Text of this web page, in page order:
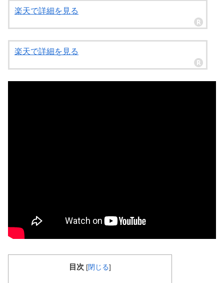
楽天で詳細を見る
楽天で詳細を見る
目次 [閉じる]